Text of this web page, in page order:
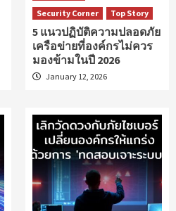
Security Corner
Top Story
5 แนวปฏิบัติความปลอดภัย
เครือข่ายที่องค์กรไม่ควร
มองข้ามในปี 2026
January 12, 2026